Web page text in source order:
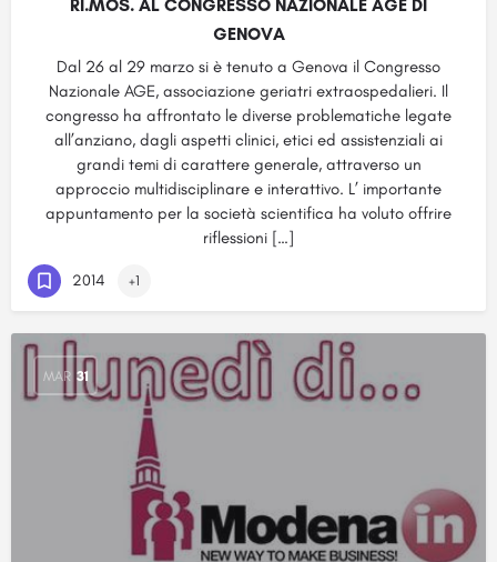
RI.MOS. AL CONGRESSO NAZIONALE AGE DI
GENOVA
Dal 26 al 29 marzo si è tenuto a Genova il Congresso
Nazionale AGE, associazione geriatri extraospedalieri. Il
congresso ha affrontato le diverse problematiche legate
all’anziano, dagli aspetti clinici, etici ed assistenziali ai
grandi temi di carattere generale, attraverso un
approccio multidisciplinare e interattivo. L’ importante
appuntamento per la società scientifica ha voluto offrire
riflessioni […]
2014 +1
MAR 31